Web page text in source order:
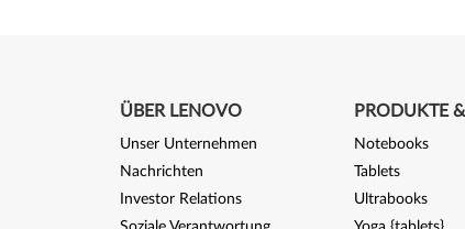
ÜBER LENOVO
Unser Unternehmen
Nachrichten
Investor Relations
PRODUKTE
Notebooks
Tablets
Ultrabooks